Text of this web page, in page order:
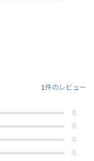
1件のレビュー
0
0
0
0